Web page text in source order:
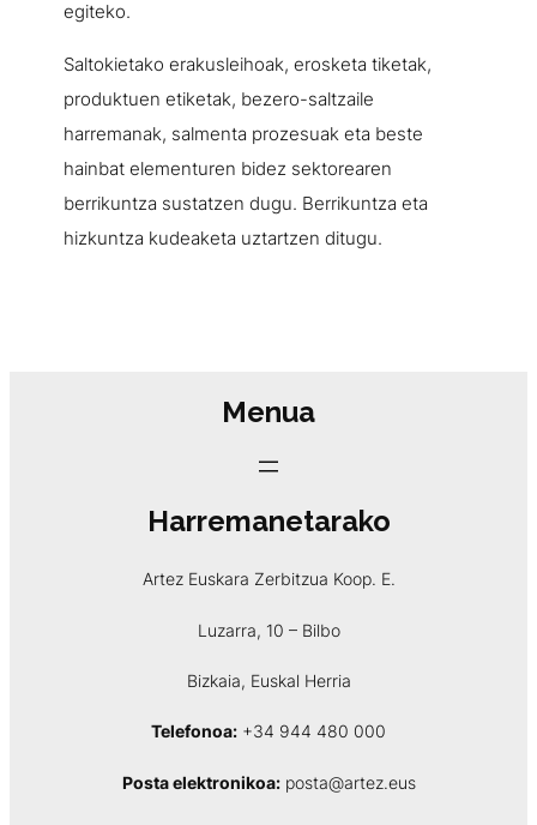
egiteko.
Saltokietako erakusleihoak, erosketa tiketak,
produktuen etiketak, bezero-saltzaile
harremanak, salmenta prozesuak eta beste
hainbat elementuren bidez sektorearen
berrikuntza sustatzen dugu. Berrikuntza eta
hizkuntza kudeaketa uztartzen ditugu.
Menua
Harremanetarako
Artez Euskara Zerbitzua Koop. E.
Luzarra, 10 – Bilbo
Bizkaia, Euskal Herria
Telefonoa: +34 944 480 000
Posta elektronikoa:posta@artez.eus